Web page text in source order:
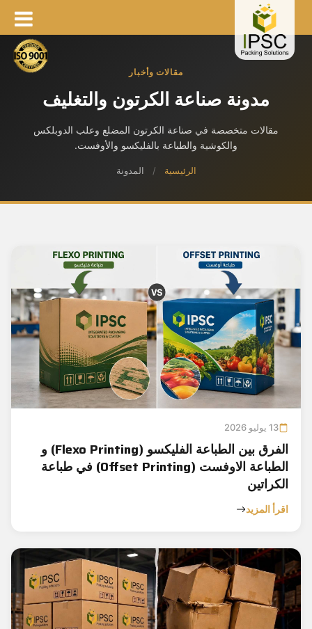
مقالات وأخبار
مدونة صناعة الكرتون والتغليف
مقالات متخصصة في صناعة الكرتون المضلع وعلب الدوبلكس
والكوشية والطباعة بالفليكسو والأوفست.
الرئيسية / المدونة
13 يوليو 2026
الفرق بين الطباعة الفليكسو (Flexo Printing) و
الطباعة الاوفست (Offset Printing) في طباعة
الكراتين
اقرأ المزيد